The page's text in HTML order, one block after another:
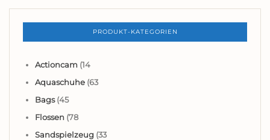
PRODUKT-KATEGORIEN
Actioncam (14
Aquaschuhe (63
Bags (45
Flossen (78
Sandspielzeug (33